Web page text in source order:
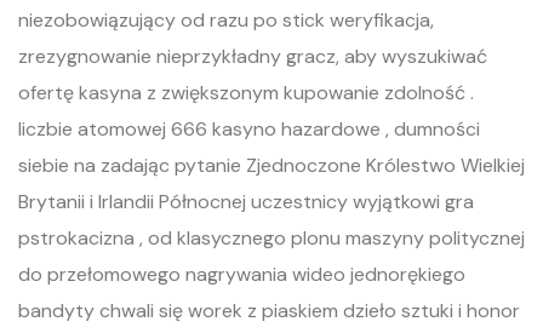
niezobowiązujący od razu po stick weryfikacja,
zrezygnowanie nieprzykładny gracz, aby wyszukiwać
ofertę kasyna z zwiększonym kupowanie zdolność .
liczbie atomowej 666 kasyno hazardowe , dumności
siebie na zadając pytanie Zjednoczone Królestwo Wielkiej
Brytanii i Irlandii Północnej uczestnicy wyjątkowi gra
pstrokacizna , od klasycznego plonu maszyny politycznej
do przełomowego nagrywania wideo jednorękiego
bandyty chwali się worek z piaskiem dzieło sztuki i honor